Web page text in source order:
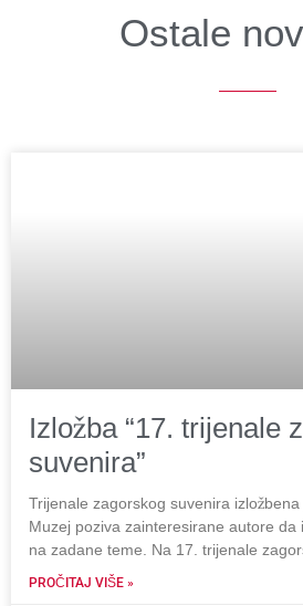
Ostale
Izložba “17. trijenale
suvenira”
Trijenale zagorskog suvenira
Muzej poziva zainteresirane autore da
na zadane teme. Na 17. trijenale
PROČITAJ VIŠE »